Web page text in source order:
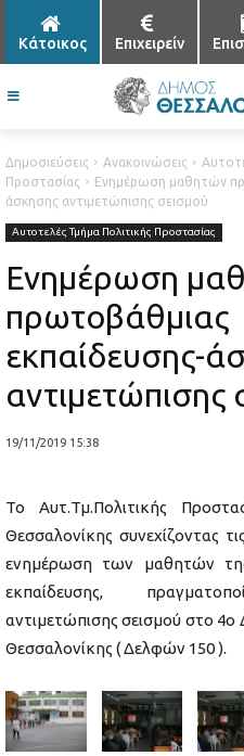
Κάτοικος Επιχειρείν
Δημοσιεύσεις Ανακοινώσεις
Προστασίας
Ενημέρωση μαθητών
άσκησης αντιμετώπισης σεισμού
Αυτοτελές Τμήμα Πολιτικής Προστασίας
Ενημέρωση
πρωτοβάθμιας
εκπαίδευσης-
αντιμετώπισης
19/11/2019 15:38
Το Αυτ.Τμ.Πολιτικής
Θεσσαλονίκης συνεχίζοντας
ενημέρωση των μαθητών
εκπαίδευσης,
αντιμετώπισης σεισμού στο 4ο
Θεσσαλονίκης ( Δελφών 150 ).